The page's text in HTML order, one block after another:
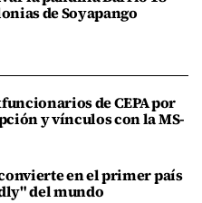
de Soyapango
de CEPA por
y vínculos con la MS-
en el primer país
del mundo